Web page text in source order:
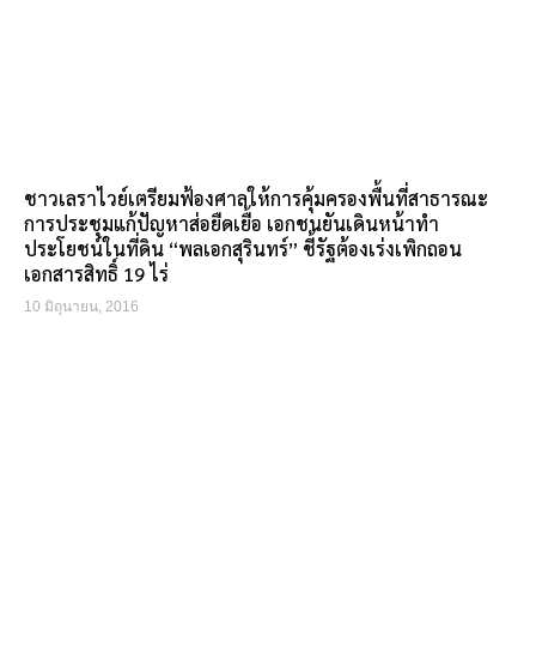
ชาวเลราไวย์เตรียมฟ้องศาลให้การคุ้มครองพื้นที่สาธารณะ
การประชุมแก้ปัญหาส่อยืดเยื้อ เอกชนยันเดินหน้าทำ
ประโยชน์ในที่ดิน “พลเอกสุรินทร์” ชี้รัฐต้องเร่งเพิกถอน
เอกสารสิทธิ์ 19 ไร่
10 มิถุนายน, 2016